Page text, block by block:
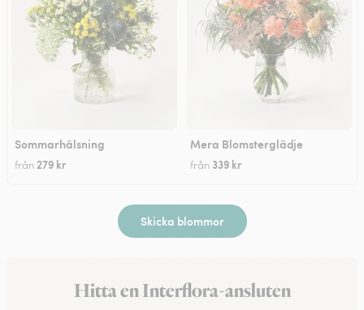
Sommarhälsning
från279 kr
Mera Blomsterglädje
från 339 kr
Skicka blommor
Hitta en Interflora-ansluten